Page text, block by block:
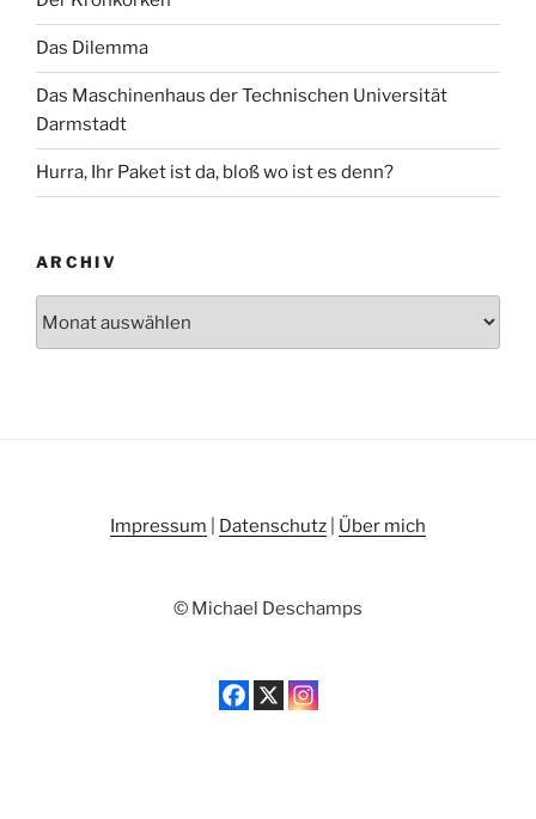
Das Dilemma
Das Maschinenhaus der Technischen Universität
Darmstadt
Hurra, Ihr Paket ist da, bloß wo ist es denn?
ARCHIV
Impressum Datenschutz Über mich
© Michael Deschamps